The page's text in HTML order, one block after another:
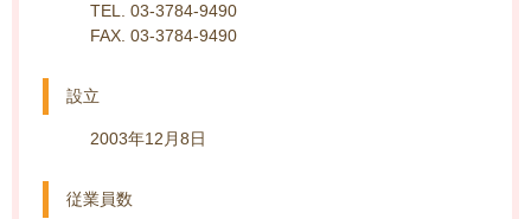
TEL. 03-3784-9490
FAX. 03-3784-9490
設立
2003年12月8日
従業員数